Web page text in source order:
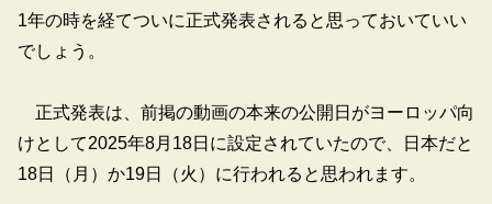
1年の時を経てついに正式発表されると思っておいていい
でしょう。
正式発表は、前掲の動画の本来の公開日がヨーロッパ向
けとして2025年8月18日に設定されていたので、日本だと
18日（月）か19日（火）に行われると思われます。